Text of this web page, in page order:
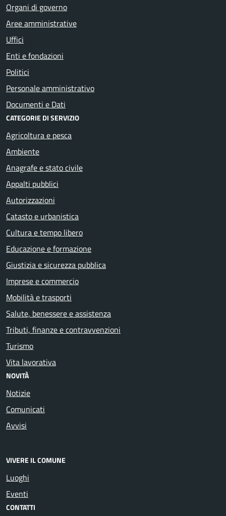
Organi di governo
Aree amministrative
Uffici
Enti e fondazioni
Politici
Personale amministrativo
Documenti e Dati
CATEGORIE DI SERVIZIO
Agricoltura e pesca
Ambiente
Anagrafe e stato civile
Appalti pubblici
Autorizzazioni
Catasto e urbanistica
Cultura e tempo libero
Educazione e formazione
Giustizia e sicurezza pubblica
Imprese e commercio
Mobilità e trasporti
Salute, benessere e assistenza
Tributi, finanze e contravvenzioni
Turismo
Vita lavorativa
NOVITÀ
Notizie
Comunicati
Avvisi
VIVERE IL COMUNE
Luoghi
Eventi
CONTATTI